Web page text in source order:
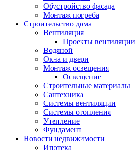
Обустройство фасада
Монтаж погреба
Строительство дома
Вентиляция
Проекты вентиляции
Водяной
Окна и двери
Монтаж освещения
Освещение
Строительные материалы
Сантехника
Системы вентиляции
Системы отопления
Утепление
Фундамент
Новости недвижимости
Ипотека